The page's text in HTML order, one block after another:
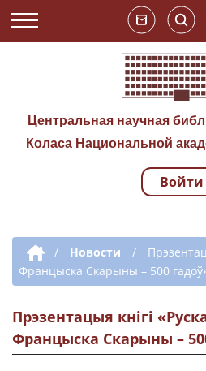
Центральная научная
Коласа Национальной
Войти
Дополнительная
/ Новости /
Францыска Скарыны – 500
Прэзентацыя кнігі
Францыска Скарыны –